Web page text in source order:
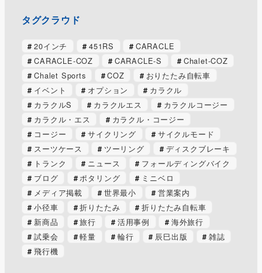
タグクラウド
20インチ 451RS
CARACLE
CARACLE-COZ
CARACLE-S
Chalet-COZ
Chalet Sports
COZ
おりたたみ自転車
イベント
オプション
カラクル
カラクルS
カラクルエス
カラクルコージー
カラクル・エス
カラクル・コージー
コージー
サイクリング
サイクルモード
スーツケース
ツーリング
ディスクブレーキ
トランク
ニュース
フォールディングバイク
ブログ
ポタリング
ミニベロ
メディア掲載
世界最小
営業案内
小径車
折りたたみ
折りたたみ自転車
新商品
旅行 活用事例
海外旅行
試乗会
軽量 輪行 辰巳出版
雑誌
飛行機